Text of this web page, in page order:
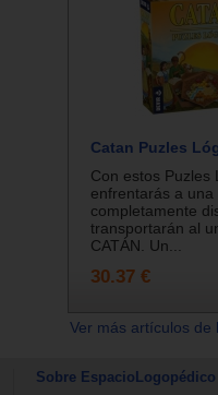
Catan Puzles
Con estos Puzles
enfrentarás a
completamente
transportarán al
CATÁN. Un...
30.37 €
Ver más artículos
Sobre EspacioLogopédico